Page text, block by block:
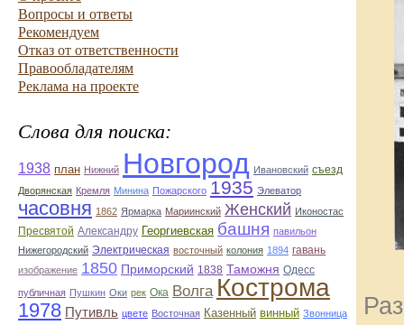
Вопросы и ответы
Рекомендуем
Отказ от ответственности
Правообладателям
Реклама на проекте
Слова для поиска:
1938 план Нижний Новгород Ивановский съезд
Дворянская Кремля Минина Пожарского 1935 Элеватор
часовня 1862 Ярмарка Мариинский Женский Иконостас
Пресвятой Александру Георгиевская башня павильон
Нижегородский Электрическая восточный колония 1894 гавань
изображение 1850 Приморский 1838 Таможня Одесс
публичная Пушкин Оки рек Ока Волга Кострома
1978 Путивль цвете Восточная Казенный винный Звонница